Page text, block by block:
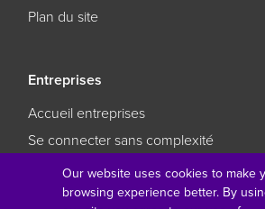
Plan du site
Entreprises
Accueil entreprises
Se connecter sans complexité
L'éducation réimaginée
Faites en sorte que vos affaires
Our website uses cookies to make
browsing experience better. By